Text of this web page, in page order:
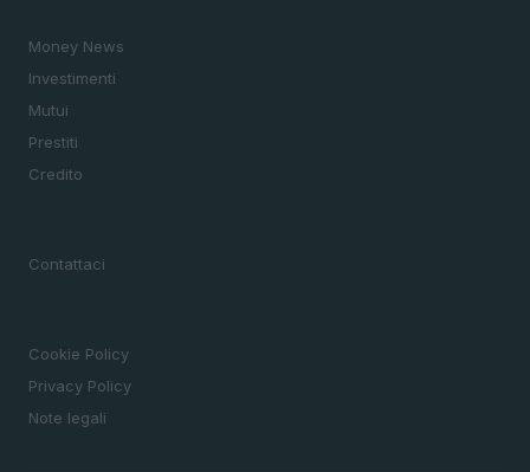
Money News
Investimenti
Mutui
Prestiti
Credito
Contattaci
Cookie Policy
Privacy Policy
Note legali